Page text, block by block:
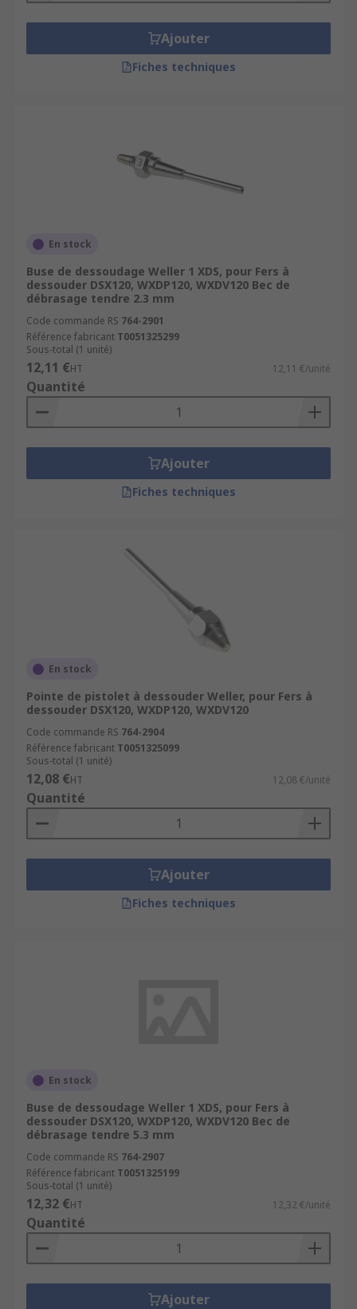
Ajouter
Fiches techniques
En stock
Buse de dessoudage Weller 1 XDS, pour Fers à
dessouder DSX120, WXDP120, WXDV120 Bec de
débrasage tendre 2.3 mm
Code commande RS 764-2901
Référence fabricant T0051325299
Sous-total (1 unité)
12,11 €HT 12,11 €/unité
Quantité
Ajouter
Fiches techniques
En stock
Pointe de pistolet à dessouder Weller, pour Fers à
dessouder DSX120, WXDP120, WXDV120
Code commande RS 764-2904
Référence fabricant T0051325099
Sous-total (1 unité)
12,08 €HT 12,08 €/unité
Quantité
Ajouter
Fiches techniques
En stock
Buse de dessoudage Weller 1 XDS, pour Fers à
dessouder DSX120, WXDP120, WXDV120 Bec de
débrasage tendre 5.3 mm
Code commande RS 764-2907
Référence fabricant T0051325199
Sous-total (1 unité)
12,32 €HT 12,32 €/unité
Quantité
Ajouter